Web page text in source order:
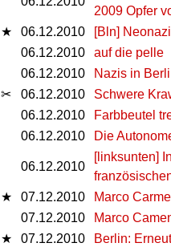
2009 Opfer
★ 06.12.2010
[Bln]
06.12.2010
auf die pelle
06.12.2010
Nazis in
✂ 06.12.2010
Schwere
06.12.2010
Farbbeutel
06.12.2010 Die
06.12.2010
[linksunten]
★ 07.12.2010
Marco
07.12.2010
Marco
★ 07.12.2010
Berlin: